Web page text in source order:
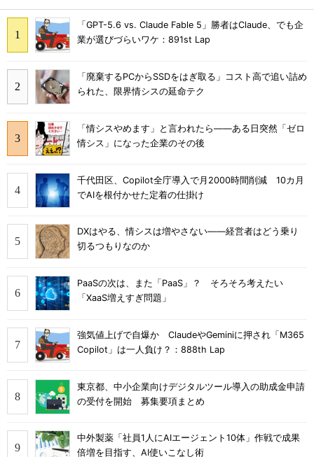
「GPT-5.6 vs. Claude Fable 5」勝者はClaude、でも企
業が選びづらいワケ：891st Lap
「廃棄するPCからSSDをはぎ取る」コスト高で追い詰め
られた、限界情シスの延命テク
「情シスやめます」と言われたら――ある日突然「ゼロ
情シス」になった企業のその後
千代田区、Copilot全庁導入で月2000時間削減 10カ月
でAIを根付かせた定着の仕掛け
DXはやる、情シスは増やさない――経営者はどう乗り
切るつもりなのか
PaaSの次は、また「PaaS」？ そろそろ考えたい
「XaaS増えすぎ問題」
強気値上げで自爆か ClaudeやGeminiに押され「M365
Copilot」は一人負け？：888th Lap
東京都、中小企業向けデジタルツール導入の助成金申請
の受付を開始 募集要項まとめ
中外製薬「社員1人にAIエージェント10体」作戦で成果
倍増を目指す、AI使いこなし術